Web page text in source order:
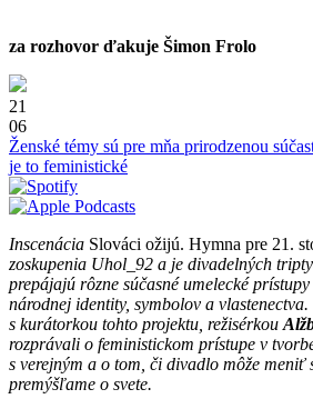
za rozhovor ďakuje Šimon Frolo
21
06
Ženské témy sú pre mňa prirodzenou
je to feministické
Inscenácia Slováci ožijú. Hymna pre 21.
zoskupenia Uhol_92 a je divadelných
prepájajú rôzne súčasné umelecké
národnej identity, symbolov a
s kurátorkou tohto projektu, režisérkou
rozprávali o feministickom prístupe v
s verejným a o tom, či divadlo môže meniť
premýšľame o svete.